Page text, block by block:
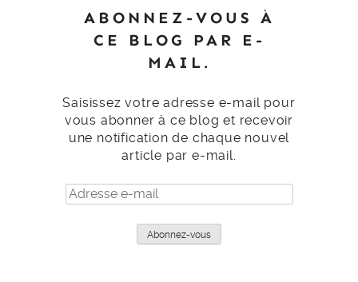
ABONNEZ-VOUS À
CE BLOG PAR E-
MAIL.
Saisissez votre adresse e-mail pour
vous abonner à ce blog et recevoir
une notification de chaque nouvel
article par e-mail.
Adresse
e-
Abonnez-vous